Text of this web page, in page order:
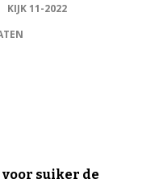
KIJK 11-2022
suiker de